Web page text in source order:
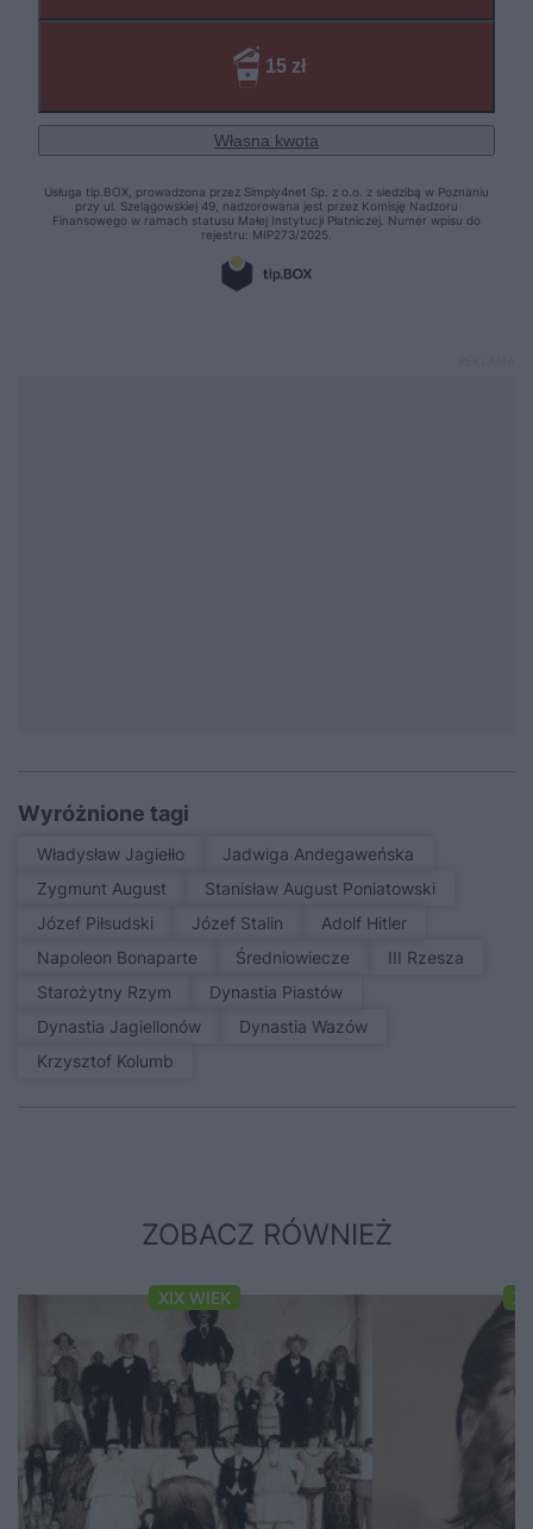
Wyróżnione tagi
Władysław Jagiełło
Jadwiga Andegaweńska
Zygmunt August
Stanisław August Poniatowski
Józef Piłsudski
Józef Stalin
Adolf Hitler
Napoleon Bonaparte
średniowiecze
III Rzesza
Starożytny Rzym
Dynastia Piastów
Dynastia Jagiellonów
Dynastia Wazów
Krzysztof Kolumb
ZOBACZ RÓWNIEŻ
XIX WIEK